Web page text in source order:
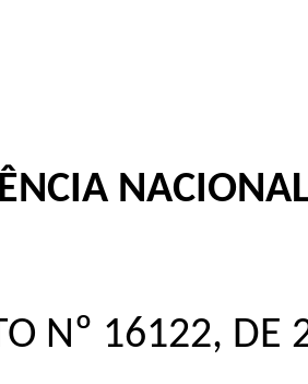
Nº 16122, DE